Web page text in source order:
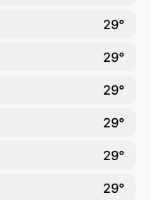
29°
29°
29°
29°
29°
29°